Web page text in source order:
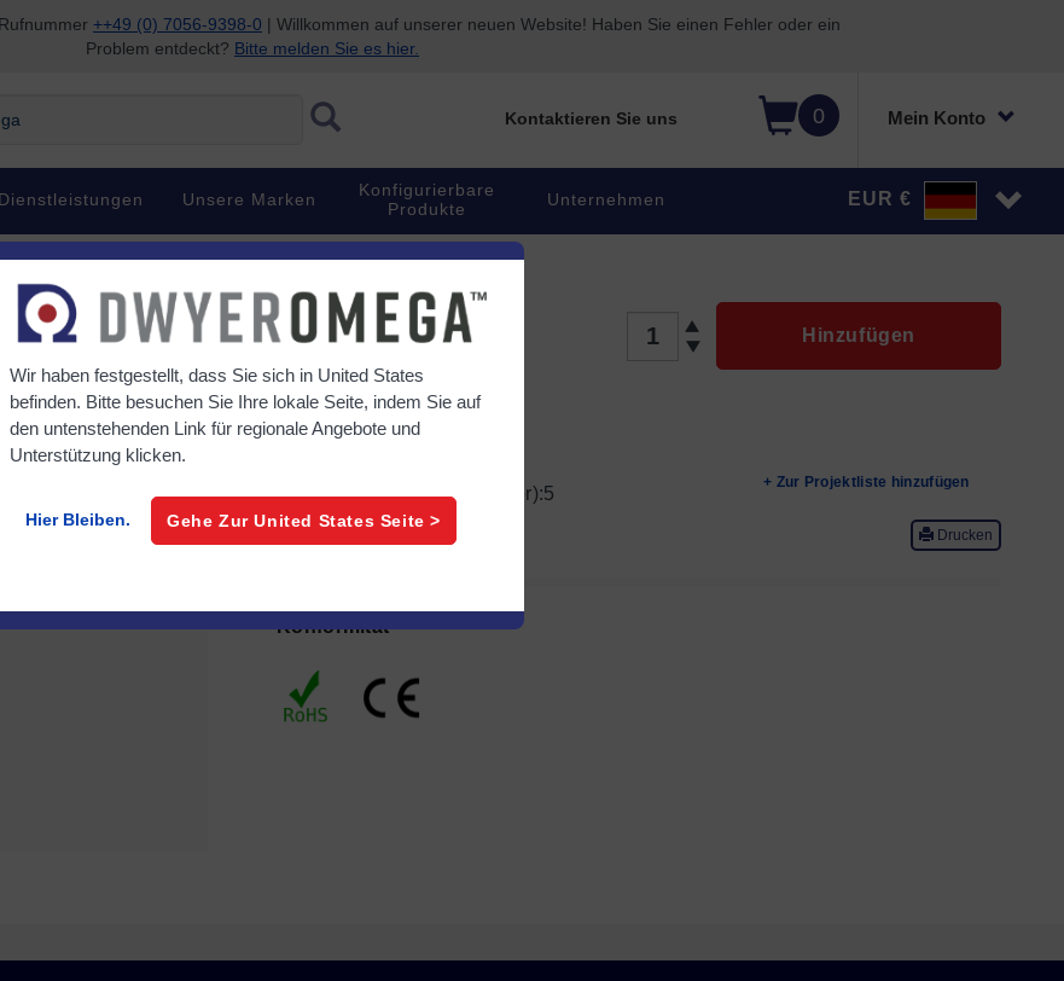
++49 (0) 7056-9398-0 | Willkommen auf unserer neuen Website! Haben Sie einen Fehler oder ein
Problem entdeckt? Bitte melden Sie es hier.
0 Mein Konto
Kontaktieren Sie uns
Dienstleistungen Unsere Marken
Konfigurierbare
Produkte
Unternehmen EUR €
238,36 €/ stück
Artikel# TXDIN1600F
MENGE
Hinzufügen
0 Auf Lager
Lieferzeit (wenn nicht auf Lager):5
Wochen
+ Zur Projektliste hinzufügen
Drucken
Konformität
Wir haben festgestellt, dass Sie sich in United States
befinden. Bitte besuchen Sie Ihre lokale Seite, indem Sie auf
den untenstehenden Link für regionale Angebote und
Unterstützung klicken.
Hier Bleiben. Gehe ZurUnited States Seite >